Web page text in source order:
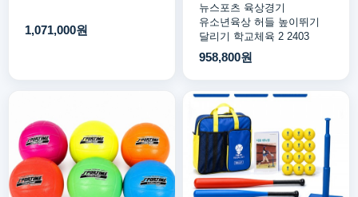
1,071,000원
뉴스포츠 육상경기
유소년육상 허들 높이뛰기
달리기 학교체육 2 2403
958,800원